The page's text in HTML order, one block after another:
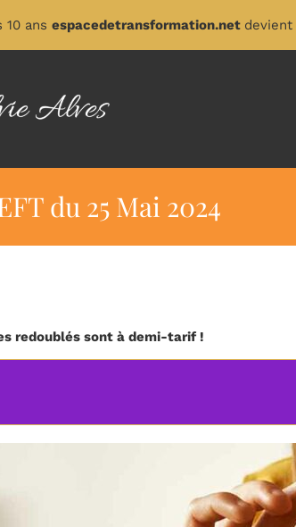
10 ans espacedetransformation.net devient
du 25 Mai 2024
redoublés sont à demi-tarif !